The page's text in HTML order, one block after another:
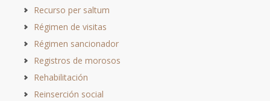
Recurso per saltum
Régimen de visitas
Régimen sancionador
Registros de morosos
Rehabilitación
Reinserción social